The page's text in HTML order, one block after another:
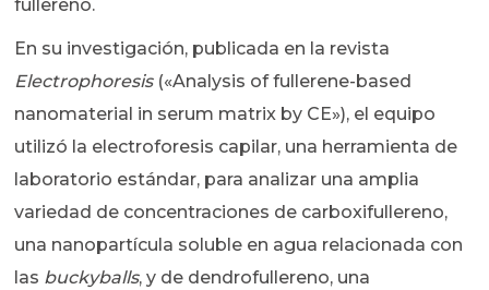
fullereno.
En su investigación, publicada en la revista
Electrophoresis(«Analysis of fullerene-based
nanomaterial in serum matrix by CE»), el equipo
utilizó la electroforesis capilar, una herramienta de
laboratorio estándar, para analizar una amplia
variedad de concentraciones de carboxifullereno,
una nanopartícula soluble en agua relacionada con
las buckyballs, y de dendrofullereno, una